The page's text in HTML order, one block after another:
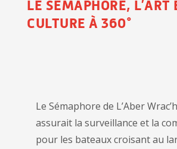
LE SEMAPHORE, L’ART
CULTURE À 360°
Le Sémaphore de L’Aber
assurait la surveillance et la
pour les bateaux croisant au